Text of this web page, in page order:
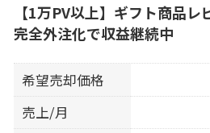
【1万PV以上】ギフト商品レ
完全外注化で収益継続中
希望売却価格
売上/月